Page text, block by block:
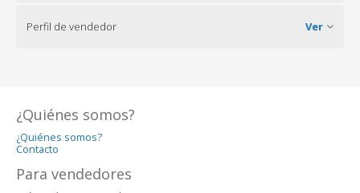
Perfil de vendedor Ver
¿Quiénes somos?
¿Quiénes somos?
Contacto
Para vendedores